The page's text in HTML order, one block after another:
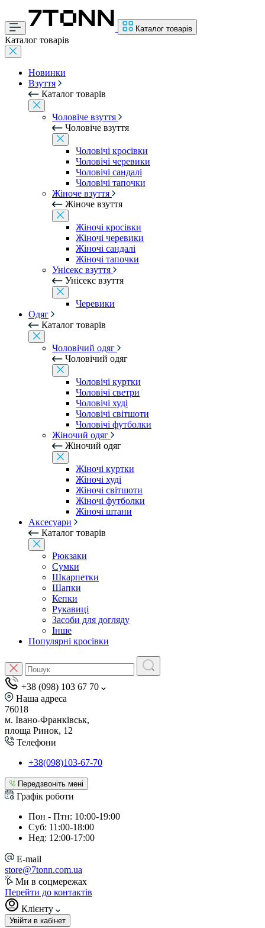
Каталог товарів
Каталог товарів
Новинки
Взуття
Каталог товарів
Чоловіче взуття
Чоловіче взуття
Чоловічі кросівки
Чоловічі черевики
Чоловічі сандалі
Чоловічі тапочки
Жіноче взуття
Жіноче взуття
Жіночі кросівки
Жіночі черевики
Жіночі сандалі
Жіночі тапочки
Унісекс взуття
Унісекс взуття
Черевики
Одяг
Каталог товарів
Чоловічий одяг
Чоловічий одяг
Чоловічі куртки
Чоловічі светри
Чоловічі худі
Чоловічі світшоти
Чоловічі футболки
Жіночий одяг
Жіночий одяг
Жіночі куртки
Жіночі худі
Жіночі світшоти
Жіночі футболки
Жіночі штани
Аксесуари
Каталог товарів
Рюкзаки
Сумки
Шкарпетки
Шапки
Кепки
Рукавиці
Засоби для догляду
Інше
Популярні кросівки
+38 (098) 103 67 70
Наша адреса
76018
м. Івано-Франківськ,
площа Ринок, 12
Телефони
+38(098)103-67-70
Передзвоніть мені
Графік роботи
Пон - Птн: 10:00-19:00
Суб: 11:00-18:00
Нед: 12:00-17:00
E-mail
store@7tonn.com.ua
Ми в соцмережах
Перейти до контактів
Клієнту
Увійти в кабінет